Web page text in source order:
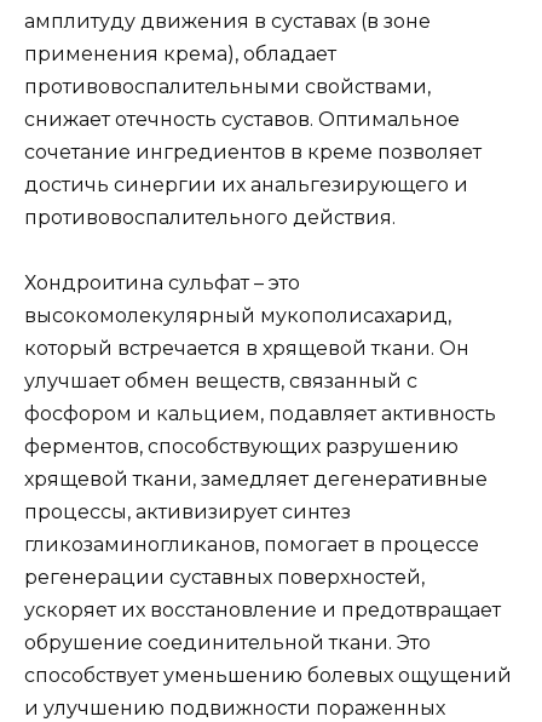
амплитуду движения в суставах (в зоне
применения крема), обладает
противовоспалительными свойствами,
снижает отечность суставов. Оптимальное
сочетание ингредиентов в креме позволяет
достичь синергии их анальгезирующего и
противовоспалительного действия.
Хондроитина сульфат – это
высокомолекулярный мукополисахарид,
который встречается в хрящевой ткани. Он
улучшает обмен веществ, связанный с
фосфором и кальцием, подавляет активность
ферментов, способствующих разрушению
хрящевой ткани, замедляет дегенеративные
процессы, активизирует синтез
гликозаминогликанов, помогает в процессе
регенерации суставных поверхностей,
ускоряет их восстановление и предотвращает
обрушение соединительной ткани. Это
способствует уменьшению болевых ощущений
и улучшению подвижности пораженных